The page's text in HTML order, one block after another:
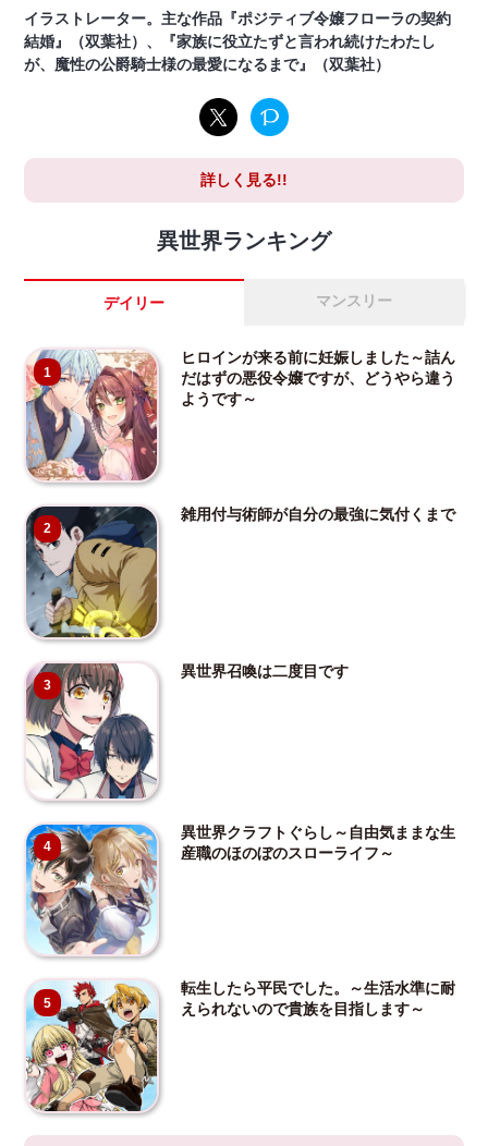
イラストレーター。主な作品『ポジティブ令嬢フローラの契約
結婚』（双葉社）、『家族に役立たずと言われ続けたわたし
が、魔性の公爵騎士様の最愛になるまで』（双葉社）
詳しく見る!!
異世界ランキング
デイリー マンスリー
1
ヒロインが来る前に妊娠しました～詰ん
だはずの悪役令嬢ですが、どうやら違う
ようです～
2
雑用付与術師が自分の最強に気付くまで
3
異世界召喚は二度目です
4
異世界クラフトぐらし～自由気ままな生
産職のほのぼのスローライフ～
5
転生したら平民でした。～生活水準に耐
えられないので貴族を目指します～